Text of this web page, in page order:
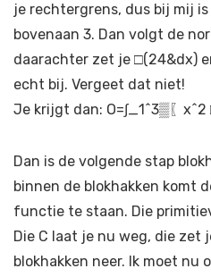
je rechtergrens, dus bij mij
bovenaan 3. Dan volgt de
daarachter zet je □(24&dx)
echt bij. Vergeet dat niet!
Je krijgt dan: O=∫_1^3▒〖x^2
Dan is de volgende stap
binnen de blokhakken komt
functie te staan. Die
Die C laat je nu weg, die zet
blokhakken neer. Ik moet nu